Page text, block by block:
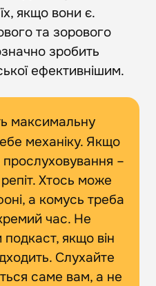
якщо вони є.
та зорового
зробить
ефективнішим.
максимальну
механіку. Якщо
–
Хтось може
а комусь треба
час. Не
подкаст, якщо він
Слухайте
саме вам, а не